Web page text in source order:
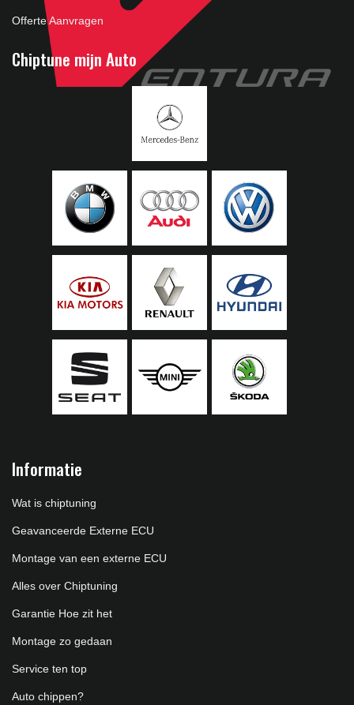
Offerte Aanvragen
Chiptune mijn Auto
Informatie
Wat is chiptuning
Geavanceerde Externe ECU
Montage van een externe ECU
Alles over Chiptuning
Garantie Hoe zit het
Montage zo gedaan
Service ten top
Auto chippen?